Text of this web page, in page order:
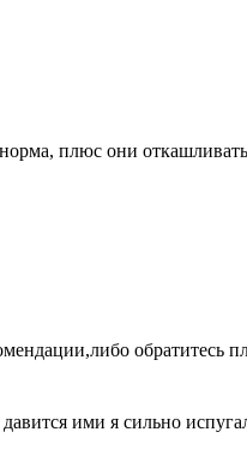
плюс они
обратитесь
ими я сильно